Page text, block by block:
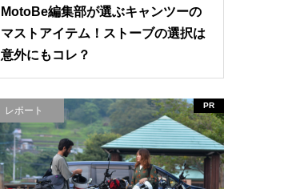
MotoBe編集部が選ぶキャンツーの
マストアイテム！ストーブの選択は
意外にもコレ？
レポート PR